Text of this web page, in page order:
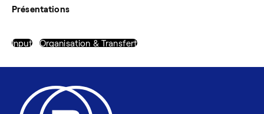
Présentations
Input Organisation & Transfert